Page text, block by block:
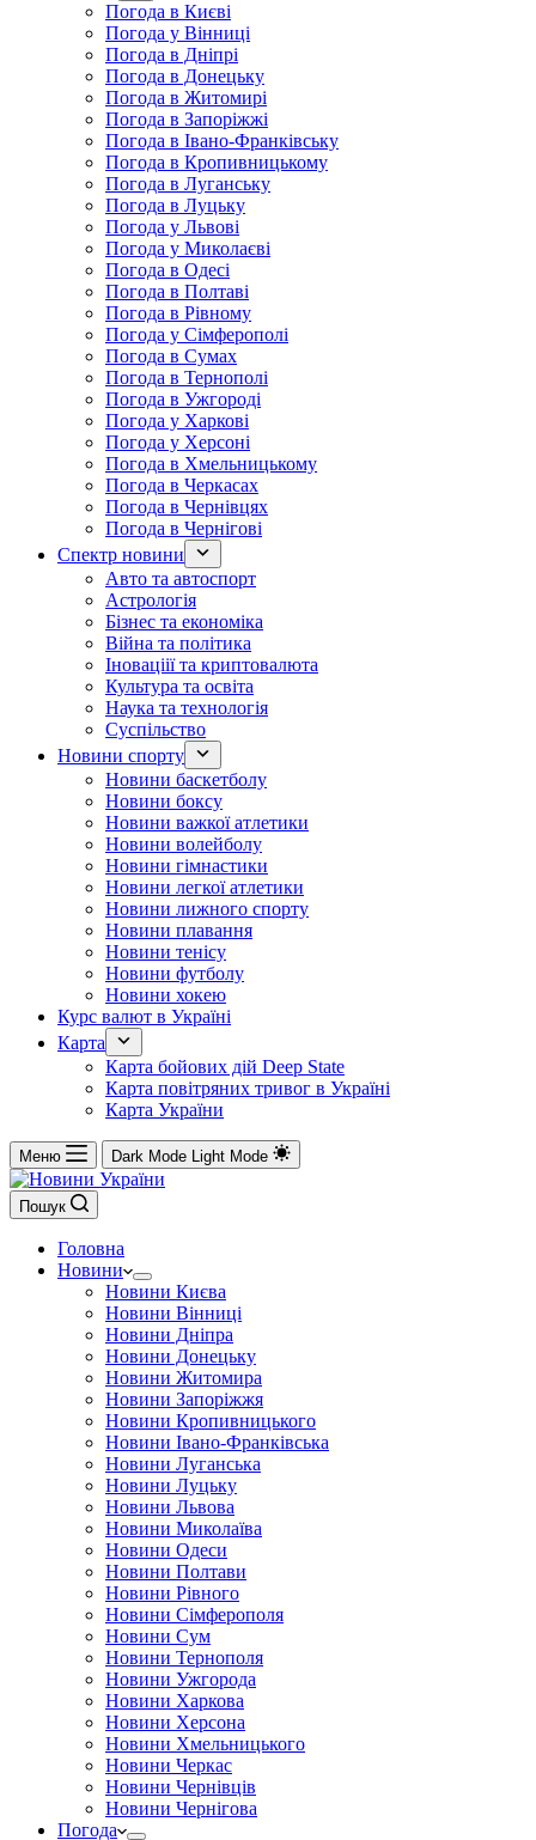
Погода в Києві
Погода у Вінниці
Погода в Дніпрі
Погода в Донецьку
Погода в Житомирі
Погода в Запоріжжі
Погода в Івано-Франківську
Погода в Кропивницькому
Погода в Луганську
Погода в Луцьку
Погода у Львові
Погода у Миколаєві
Погода в Одесі
Погода в Полтаві
Погода в Рівному
Погода у Сімферополі
Погода в Сумах
Погода в Тернополі
Погода в Ужгороді
Погода у Харкові
Погода у Херсоні
Погода в Хмельницькому
Погода в Черкасах
Погода в Чернівцях
Погода в Чернігові
Спектр новини
Авто та автоспорт
Астрологія
Бізнес та економіка
Війна та політика
Іноваціії та криптовалюта
Культура та освіта
Наука та технологія
Суспільство
Новини спорту
Новини баскетболу
Новини боксу
Новини важкої атлетики
Новини волейболу
Новини гімнастики
Новини легкої атлетики
Новини лижного спорту
Новини плавання
Новини тенісу
Новини футболу
Новини хокею
Курс валют в Україні
Карта
Карта бойових дій Deep State
Карта повітряних тривог в Україні
Карта України
Меню Dark Mode Light Mode
Пошук
Головна
Новини
Новини Києва
Новини Вінниці
Новини Дніпра
Новини Донецьку
Новини Житомира
Новини Запоріжжя
Новини Кропивницького
Новини Івано-Франківська
Новини Луганська
Новини Луцьку
Новини Львова
Новини Миколаїва
Новини Одеси
Новини Полтави
Новини Рівного
Новини Сімферополя
Новини Сум
Новини Тернополя
Новини Ужгорода
Новини Харкова
Новини Херсона
Новини Хмельницького
Новини Черкас
Новини Чернівців
Новини Чернігова
Погода